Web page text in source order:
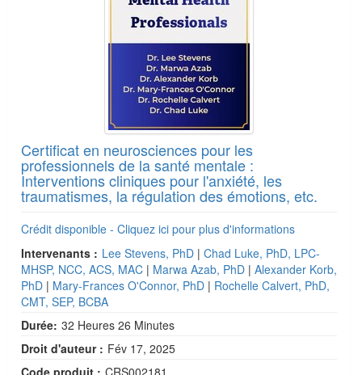
Certificat en neurosciences pour les
professionnels de la santé mentale :
Interventions cliniques pour l'anxiété, les
traumatismes, la régulation des émotions, etc.
Crédit disponible - Cliquez ici pour plus d'informations
Intervenants : Lee Stevens, PhD | Chad Luke, PhD, LPC-
MHSP, NCC, ACS, MAC | Marwa Azab, PhD | Alexander Korb,
PhD | Mary-Frances O'Connor, PhD | Rochelle Calvert, PhD,
CMT, SEP, BCBA
Durée: 32 Heures 26 Minutes
Droit d'auteur : Fév 17, 2025
Code produit : CRS002181